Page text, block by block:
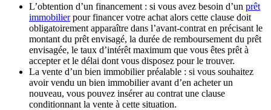
L’obtention d’un financement : si vous avez besoin d’un prêt
immobilierpour financer votre achat alors cette clause doit
obligatoirement apparaître dans l’avant-contrat en précisant le
montant du prêt envisagé, la durée de remboursement du prêt
envisagée, le taux d’intérêt maximum que vous êtes prêt à
accepter et le délai dont vous disposez pour le trouver.
La vente d’un bien immobilier préalable : si vous souhaitez
avoir vendu un bien immobilier avant d’en acheter un
nouveau, vous pouvez insérer au contrat une clause
conditionnant la vente à cette situation.